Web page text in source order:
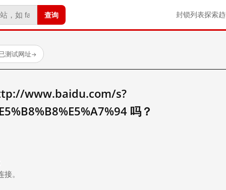
查询 封锁列表探索
测试网址→
www.baidu.com/s?
吗？
。